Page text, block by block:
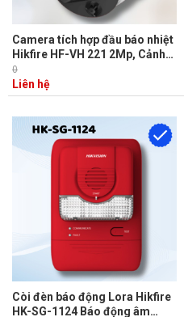
Camera tích hợp đầu báo nhiệt
Hikfire HF-VH 221 2Mp, Cảnh
báo qua nền tảng Cloud, Tích
hợp mic, 12VDC, PoE
0
Liên hệ
Còi đèn báo động Lora Hikfire
HK-SG-1124 Báo động âm